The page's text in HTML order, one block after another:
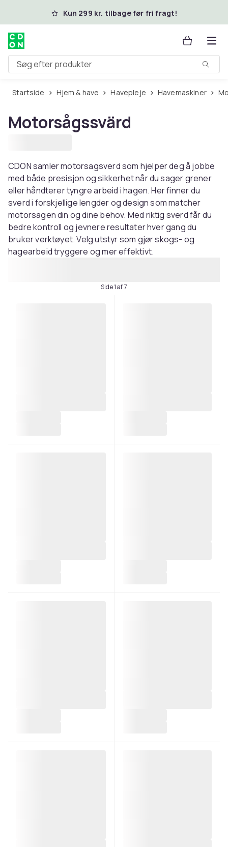
Spring til hovedindhold
Kun 299 kr. tilbage før fri fragt!
Søg efter produkter
Startside Hjem & have Havepleje Havemaskiner
Motorsågssvärd
CDON samler motorsagsverd som hjelper deg å jobbe
med både presisjon og sikkerhet når du sager grener
eller håndterer tyngre arbeid i hagen. Her finner du
sverd i forskjellige lengder og design som matcher
motorsagen din og dine behov. Med riktig sverd får du
bedre kontroll og jevnere resultater hver gang du
bruker verktøyet. Velg utstyr som gjør skogs- og
hagearbeid tryggere og mer effektivt.
Side 1 af 7